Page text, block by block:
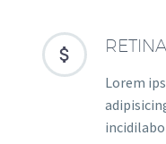


Lorem